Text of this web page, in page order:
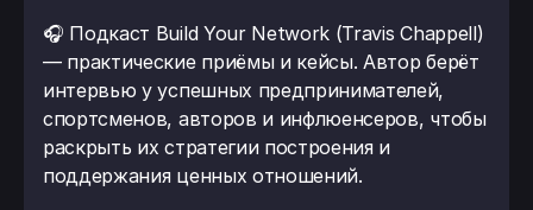
🎧 Подкаст Build Your Network (Travis Chappell)
— практические приёмы и кейсы. Автор берёт
интервью у успешных предпринимателей,
спортсменов, авторов и инфлюенсеров, чтобы
раскрыть их стратегии построения и
поддержания ценных отношений.